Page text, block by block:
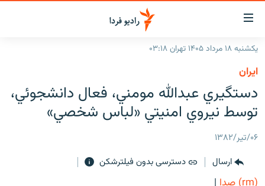
لینک‌های
قابلیت
دسترسی
بازگشت
اصلی
رفتن
صفحه
جستجو
جهان
برنامه‌های رادیویی
پادکست
چندرسانه‌ای
یکشنبه ۱۸ مرداد ۱۴۰۵ تهران ۰۳:۱۸
ايران
دستگيري عبدالله مومني، فعال دانشجوئي،
توسط نيروي امنيتي «لباس شخصي»
۰۶/تیر/۱۳۸۲
ارسال
دسترسی بدون فیلترشکن